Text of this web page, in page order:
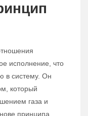
исполнение, что
в систему. Он
который
газа и
принципа